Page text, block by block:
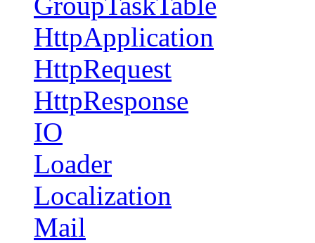
HttpApplication
HttpRequest
HttpResponse
IO
Loader
Localization
Mail